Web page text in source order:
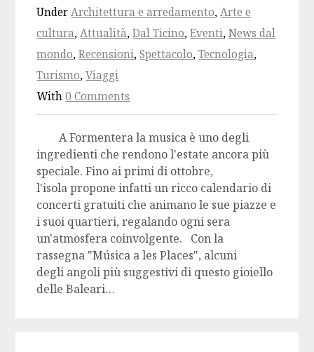
UnderArchitettura e arredamento,Arte e
cultura,Attualità,Dal Ticino,Eventi,News dal
mondo,Recensioni,Spettacolo,Tecnologia,
Turismo,Viaggi
With0 Comments
A Formentera la musica è uno degli
ingredienti che rendono l'estate ancora più
speciale. Fino ai primi di ottobre,
l'isola propone infatti un ricco calendario di
concerti gratuiti che animano le sue piazze e
i suoi quartieri, regalando ogni sera
un'atmosfera coinvolgente. Con la
rassegna "Música a les Places", alcuni
degli angoli più suggestivi di questo gioiello
delle Baleari…